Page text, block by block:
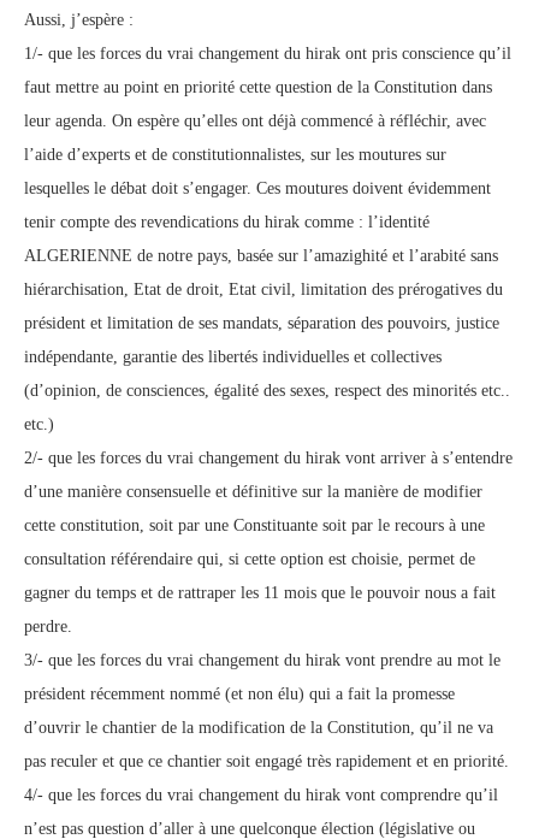
Aussi, j’espère :
1/- que les forces du vrai changement du hirak ont pris conscience qu’il
faut mettre au point en priorité cette question de la Constitution dans
leur agenda. On espère qu’elles ont déjà commencé à réfléchir, avec
l’aide d’experts et de constitutionnalistes, sur les moutures sur
lesquelles le débat doit s’engager. Ces moutures doivent évidemment
tenir compte des revendications du hirak comme : l’identité
ALGERIENNE de notre pays, basée sur l’amazighité et l’arabité sans
hiérarchisation, Etat de droit, Etat civil, limitation des prérogatives du
président et limitation de ses mandats, séparation des pouvoirs, justice
indépendante, garantie des libertés individuelles et collectives
(d’opinion, de consciences, égalité des sexes, respect des minorités etc..
etc.)
2/- que les forces du vrai changement du hirak vont arriver à s’entendre
d’une manière consensuelle et définitive sur la manière de modifier
cette constitution, soit par une Constituante soit par le recours à une
consultation référendaire qui, si cette option est choisie, permet de
gagner du temps et de rattraper les 11 mois que le pouvoir nous a fait
perdre.
3/- que les forces du vrai changement du hirak vont prendre au mot le
président récemment nommé (et non élu) qui a fait la promesse
d’ouvrir le chantier de la modification de la Constitution, qu’il ne va
pas reculer et que ce chantier soit engagé très rapidement et en priorité.
4/- que les forces du vrai changement du hirak vont comprendre qu’il
n’est pas question d’aller à une quelconque élection (législative ou